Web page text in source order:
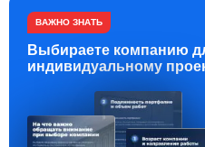
ВАЖНО ЗНАТЬ
Выбираете компанию
индивидуальному